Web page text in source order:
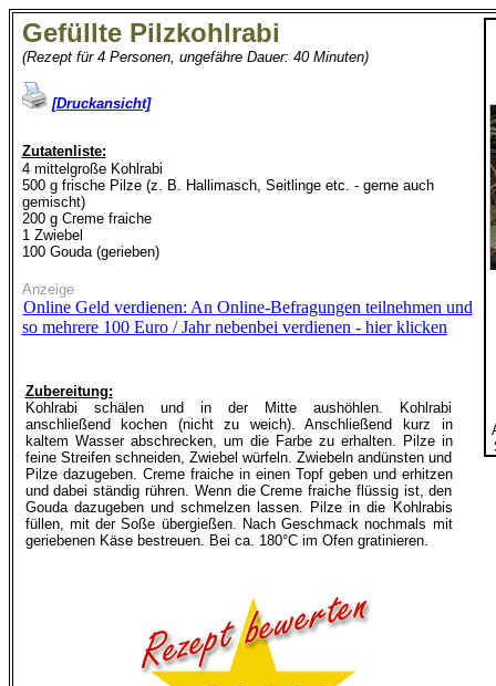
Gefüllte Pilzkohlrabi
(Rezept für 4 Personen, ungefähre Dauer: 40 Minuten)
[Druckansicht]
Zutatenliste:
4 mittelgroße Kohlrabi
500 g frische Pilze (z. B. Hallimasch, Seitlinge etc. - gerne auch
gemischt)
200 g Creme fraiche
1 Zwiebel
100 Gouda (gerieben)
Anzeige
Online Geld verdienen: An Online-Befragungen teilnehmen und
so mehrere 100 Euro / Jahr nebenbei verdienen - hier klicken
Zubereitung:
Kohlrabi schälen und in der Mitte aushöhlen. Kohlrabi
anschließend kochen (nicht zu weich). Anschließend kurz in
kaltem Wasser abschrecken, um die Farbe zu erhalten. Pilze in
feine Streifen schneiden, Zwiebel würfeln. Zwiebeln andünsten und
Pilze dazugeben. Creme fraiche in einen Topf geben und erhitzen
und dabei ständig rühren. Wenn die Creme fraiche flüssig ist, den
Gouda dazugeben und schmelzen lassen. Pilze in die Kohlrabis
füllen, mit der Soße übergießen. Nach Geschmack nochmals mit
geriebenen Käse bestreuen. Bei ca. 180°C im Ofen gratinieren.